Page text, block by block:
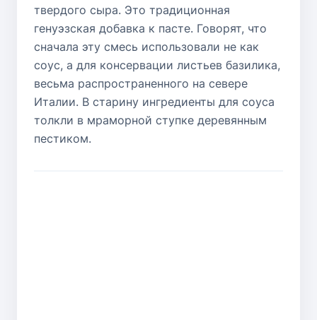
твердого сыра. Это традиционная
генуэзская добавка к пасте. Говорят, что
сначала эту смесь использовали не как
соус, а для консервации листьев базилика,
весьма распространенного на севере
Италии. В старину ингредиенты для соуса
толкли в мраморной ступке деревянным
пестиком.